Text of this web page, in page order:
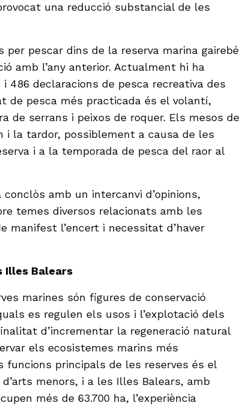
una reducció substancial de les
per pescar dins de la reserva marina gairebé
amb l’any anterior. Actualment hi ha
486 declaracions de pesca recreativa des
de pesca més practicada és el volantí,
de serrans i peixos de roquer. Els mesos de
i la tardor, possiblement a causa de les
i a la temporada de pesca del raor al
amb un intercanvi d’opinions,
temes diversos relacionats amb les
manifest l’encert i necessitat d’haver
Illes Balears
marines són figures de conservació
es regulen els usos i l’explotació dels
d’incrementar la regeneració natural
els ecosistemes marins més
funcions principals de les reserves és el
menors, i a les Illes Balears, amb
més de 63.700 ha, l’experiència